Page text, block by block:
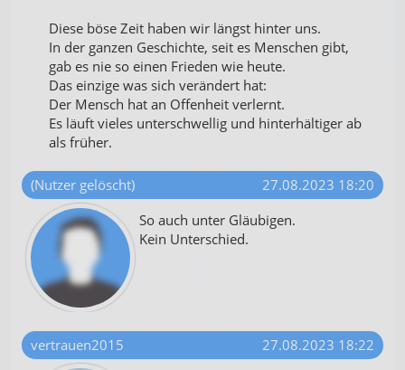
Diese böse Zeit haben wir längst hinter uns.
In der ganzen Geschichte, seit es Menschen gibt,
gab es nie so einen Frieden wie heute.
Das einzige was sich verändert hat:
Der Mensch hat an Offenheit verlernt.
Es läuft vieles unterschwellig und hinterhältiger ab
als früher.
(Nutzer gelöscht)
27.08.2023 18:20
So auch unter Gläubigen.
Kein Unterschied.
vertrauen2015
27.08.2023 18:22